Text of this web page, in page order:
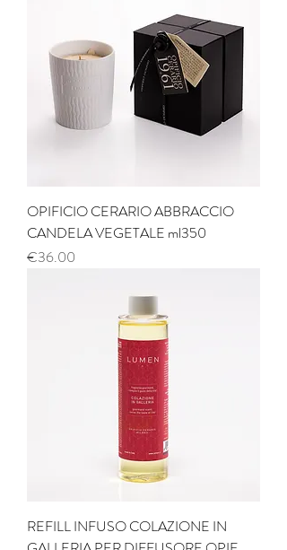
OPIFICIO CERARIO ABBRACCIO
CANDELA VEGETALE ml350
Price
€36.00
REFILL INFUSO COLAZIONE IN